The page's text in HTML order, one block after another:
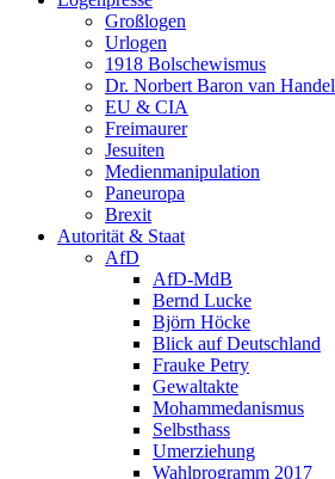
Großlogen
Urlogen
1918 Bolschewismus
Dr. Norbert Baron van Handel
EU & CIA
Freimaurer
Jesuiten
Medienmanipulation
Paneuropa
Brexit
Autorität & Staat
AfD
AfD-MdB
Bernd Lucke
Björn Höcke
Blick auf Deutschland
Frauke Petry
Gewaltakte
Mohammedanismus
Selbsthass
Umerziehung
Wahlprogramm 2017